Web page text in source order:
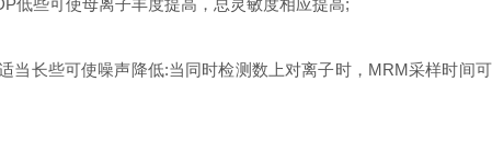
低些可使母离子丰度提高，总灵敏度相应提高;
当长些可使噪声降低:当同时检测数上对离子时，MRM采样时间